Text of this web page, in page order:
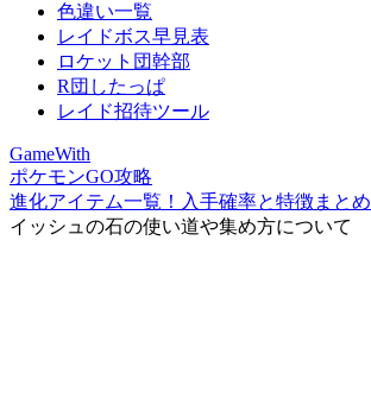
色違い一覧
レイドボス早見表
ロケット団幹部
R団したっぱ
レイド招待ツール
GameWith
ポケモンGO攻略
進化アイテム一覧！入手確率と特徴まとめ
イッシュの石の使い道や集め方について